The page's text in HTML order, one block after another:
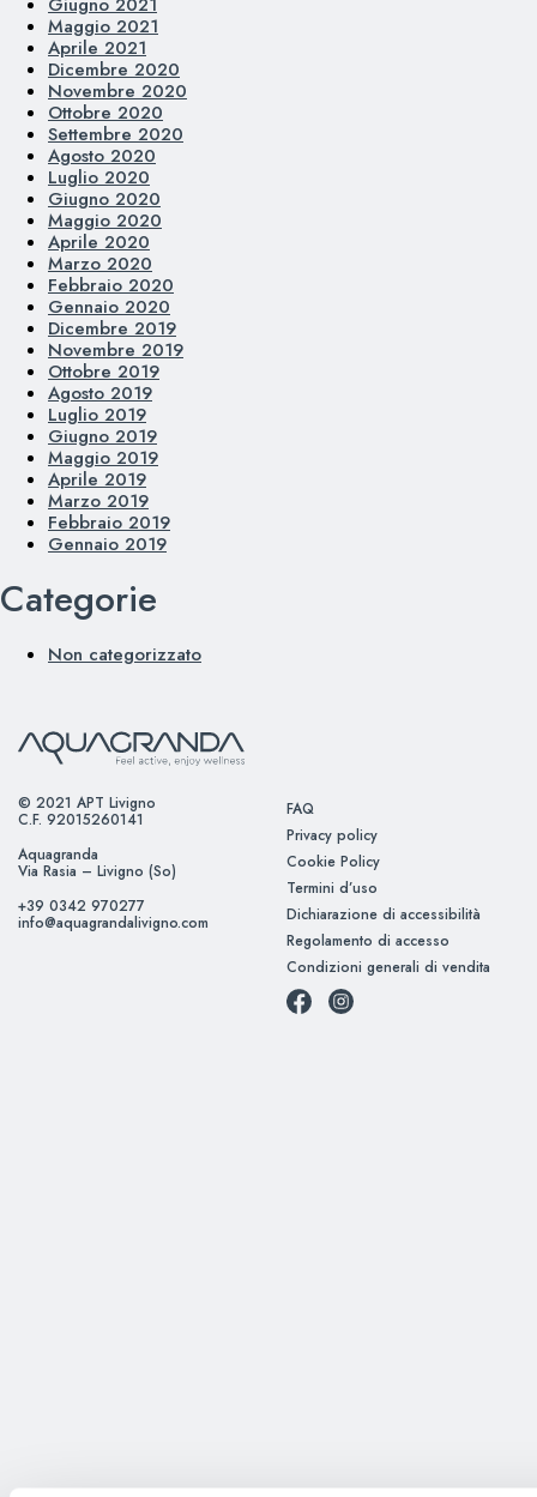
Maggio 2021
Aprile 2021
Dicembre 2020
Novembre 2020
Ottobre 2020
Settembre 2020
Agosto 2020
Luglio 2020
Giugno 2020
Maggio 2020
Aprile 2020
Marzo 2020
Febbraio 2020
Gennaio 2020
Dicembre 2019
Novembre 2019
Ottobre 2019
Agosto 2019
Luglio 2019
Giugno 2019
Maggio 2019
Aprile 2019
Marzo 2019
Febbraio 2019
Gennaio 2019
Categorie
Non categorizzato
© 2021 APT Livigno
C.F. 92015260141
Aquagranda
Via Rasia – Livigno (So)
+39 0342 970277
info@aquagrandalivigno.com
FAQ
Privacy policy
Cookie Policy
Termini d’uso
Dichiarazione di accessibilità
Regolamento di accesso
Condizioni generali di vendita